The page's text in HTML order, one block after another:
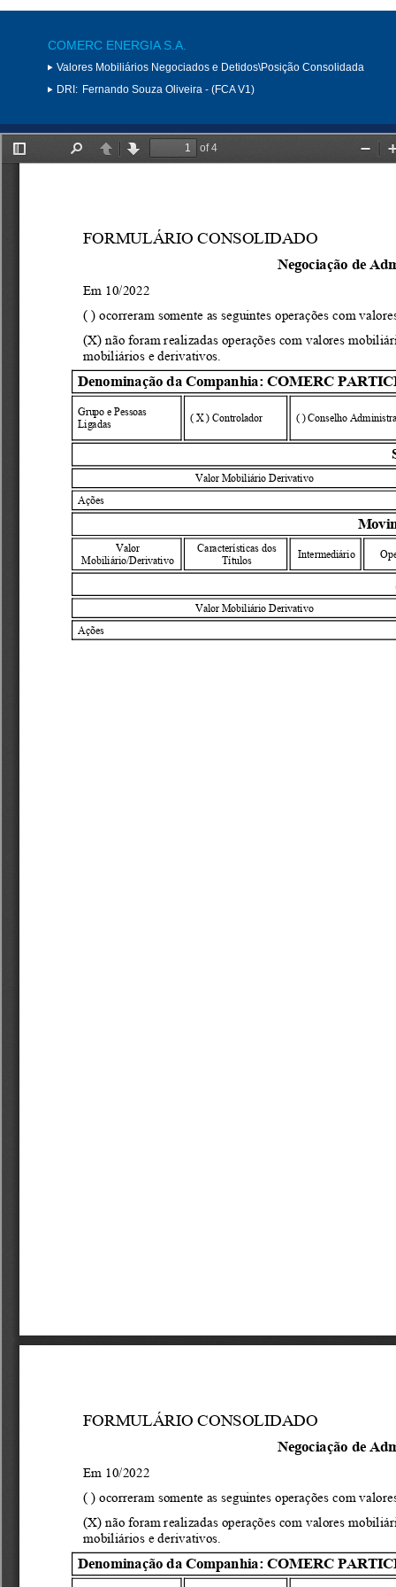
COMERC ENERGIA S.A.
Valores Mobiliários Negociados e Detidos\Posição Consolidada
DRI: Fernando Souza Oliveira - (FCA V1)